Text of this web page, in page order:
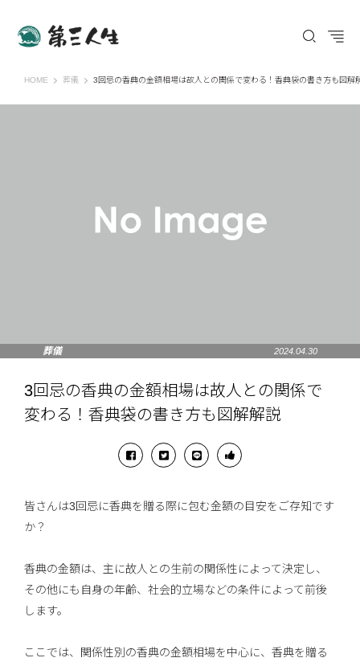
HOME 第三人生 〜寄り道の歩き方〜
葬儀 3回忌の香典の金額相場は故人との関係で変わる！香典袋の書き方も図解
葬儀 2024.04.30
3回忌の香典の金額相場は故人との関係で
変わる！香典袋の書き方も図解解説
皆さんは3回忌に香典を贈る際に包む金額の目安をご存知です
か？
香典の金額は、主に故人との生前の関係性によって決定し、
その他にも自身の年齢、社会的立場などの条件によって前後
します。
ここでは、関係性別の香典の金額相場を中心に、香典を贈る